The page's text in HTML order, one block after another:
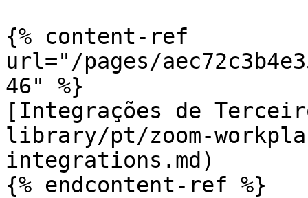
{% content-ref
url="/pages/
46" %}
[Integrações de
library/pt/zoom-
integrations.md)
{% endcontent-ref %}